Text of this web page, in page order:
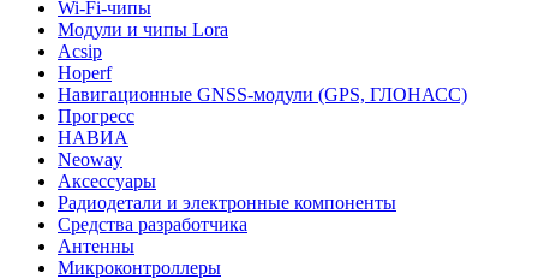
Wi-Fi-чипы
Модули и чипы Lora
Acsip
Hoperf
Навигационные GNSS-модули (GPS, ГЛОНАСС)
Прогресс
НАВИА
Neoway
Аксессуары
Радиодетали и электронные компоненты
Средства разработчика
Антенны
Микроконтроллеры